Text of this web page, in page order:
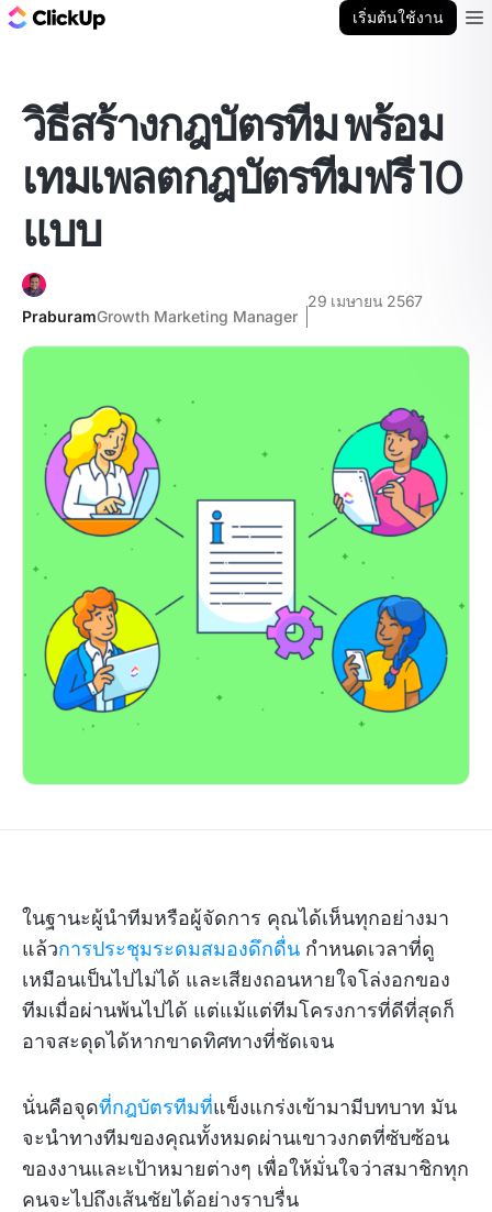
เริ่มต้นใช้งาน
วิธีสร้างกฎบัตรทีม พร้อม
เทมเพลตกฎบัตรทีมฟรี 10
แบบ
PraburamGrowth Marketing Manager
29 เมษายน 2567
ในฐานะผู้นำทีมหรือผู้จัดการ คุณได้เห็นทุกอย่างมา
แล้วการประชุมระดมสมองดึกดื่น กำหนดเวลาที่ดู
เหมือนเป็นไปไม่ได้ และเสียงถอนหายใจโล่งอกของ
ทีมเมื่อผ่านพ้นไปได้ แต่แม้แต่ทีมโครงการที่ดีที่สุดก็
อาจสะดุดได้หากขาดทิศทางที่ชัดเจน
นั่นคือจุดที่กฎบัตรทีมที่แข็งแกร่งเข้ามามีบทบาท มัน
จะนำทางทีมของคุณทั้งหมดผ่านเขาวงกตที่ซับซ้อน
ของงานและเป้าหมายต่างๆ เพื่อให้มั่นใจว่าสมาชิกทุก
คนจะไปถึงเส้นชัยได้อย่างราบรื่น